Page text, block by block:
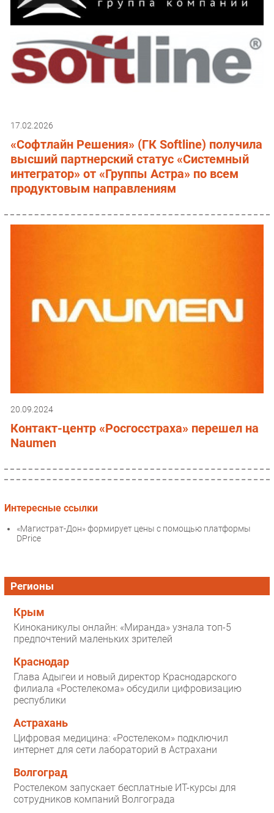
17.02.2026
«Софтлайн Решения» (ГК Softline) получила
высший партнерский статус «Системный
интегратор» от «Группы Астра» по всем
продуктовым направлениям
20.09.2024
Контакт-центр «Росгосстраха» перешел на
Naumen
Интересные ссылки
«Магистрат-Дон» формирует цены с помощью платформы
DPrice
Регионы
Крым
Киноканикулы онлайн: «Миранда» узнала топ-5
предпочтений маленьких зрителей
Краснодар
Глава Адыгеи и новый директор Краснодарского
филиала «Ростелекома» обсудили цифровизацию
республики
Астрахань
Цифровая медицина: «Ростелеком» подключил
интернет для сети лабораторий в Астрахани
Волгоград
Ростелеком запускает бесплатные ИТ-курсы для
сотрудников компаний Волгограда